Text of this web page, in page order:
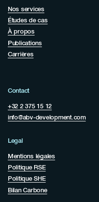
Nos services
Études de cas
À propos
Publications
Carrières
Contact
+32 2 375 15 12
info@abv-development.com
Legal
Mentions légales
Politique RSE
Politique SHE
Bilan Carbone